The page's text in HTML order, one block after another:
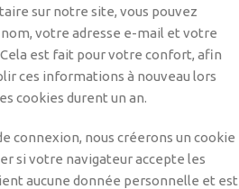
sur notre site, vous pouvez
votre adresse e-mail et votre
est fait pour votre confort, afin
ces informations à nouveau lors
cookies durent un an.
connexion, nous créerons un cookie
si votre navigateur accepte les
aucune donnée personnelle et est